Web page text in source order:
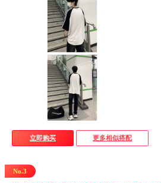
立即购买 更多相似搭配
No.3